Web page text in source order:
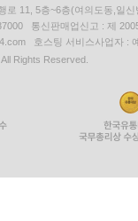
로 11, 5층~6층(여의도동,일신
통신판매업신고 : 제
호스팅 서비스사업자 :
Rights Reserved.